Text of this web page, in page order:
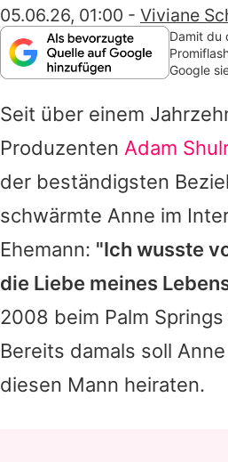
05.06.26, 01:00 - Viviane
Damit du
Google
Seit über einem
Produzenten Adam
der beständigsten
schwärmte Anne im
Ehemann: "Ich wusste
die Liebe meines
2008 beim Palm
Bereits damals soll
diesen Mann heiraten.